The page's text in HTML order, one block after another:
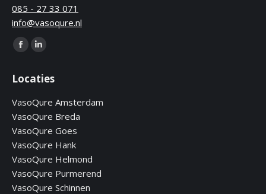
085 - 27 33 071
info@vasoqure.nl
Find us on:
Facebook
opens
new
window
Linkedin
opens
in
new
window
Locaties
VasoQure Amsterdam
VasoQure Breda
VasoQure Goes
VasoQure Hank
VasoQure Helmond
VasoQure Purmerend
VasoQure Schinnen